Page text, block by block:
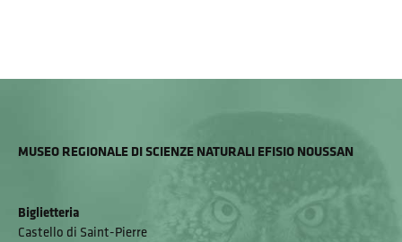
MUSEO REGIONALE DI SCIENZE NATURALI EFISIO NOUSSAN
Biglietteria
Castello di Saint-Pierre